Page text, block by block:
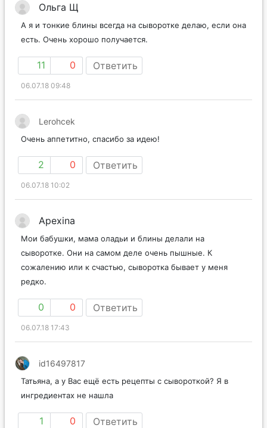
Ольга Щ
А я и тонкие блины всегда на сыворотке делаю, если она
есть. Очень хорошо получается.
11 0 Ответить
06.07.18 09:48
Lerohcek
Очень аппетитно, спасибо за идею!
2 0 Ответить
06.07.18 10:02
Apexina
Мои бабушки, мама оладьи и блины делали на
сыворотке. Они на самом деле очень пышные. К
сожалению или к счастью, сыворотка бывает у меня
редко.
0 0 Ответить
06.07.18 17:43
id16497817
Татьяна, а у Вас ещё есть рецепты с сывороткой? Я в
ингредиентах не нашла
1 0 Ответить